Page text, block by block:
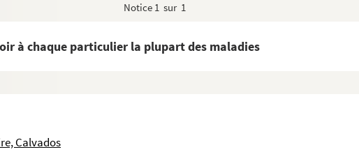
Notice 1 sur 1
à chaque particulier la plupart des maladies
Calvados
des Requestes de l'hostel